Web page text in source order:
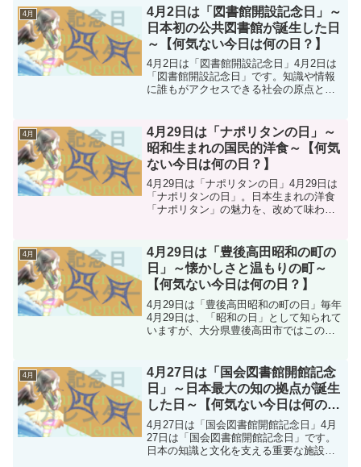
ん。しかし、本来の1年は1月1日から始ま
ります。ではな...
4月
4月2日は「図書館開設記念日」～
日本初の公共図書館が誕生した日
～【何気ない今日は何の日？】
4月2日は「図書館開設記念日」4月2日は
「図書館開設記念日」です。知識や情報
に誰もがアクセスできる社会の原点とも
に本を読める場所」という現代の常識
は、この日から始まった...
4月
4月29日は「ナポリタンの日」～
昭和生まれの国民的洋食～【何気
ない今日は何の日？】
4月29日は「ナポリタンの日」4月29日は
「ナポリタンの日」。日本生まれの洋食
「ナポリタン」の魅力を、改めて味わい
によって制定され、2017年に一般社団法
人・日本記念日...
4月
4月29日は「豊後高田昭和の町の
日」～懐かしさと温もりの町～
【何気ない今日は何の日？】
4月29日は「豊後高田昭和の町の日」毎年
4月29日は、「昭和の日」として知られて
いますが、大分県豊後高田市ではこの日
光エリア「昭和の町」の魅力を全国に発
信する記念日となっ...
4月
4月27日は「国会図書館開館記念
日」～日本最大の知の拠点が誕生
した日～【何気ない今日は何の
日？】
4月27日は「国会図書館開館記念日」4月
27日は「国会図書館開館記念日」です。
日本の知識と文化を支える重要な施設の